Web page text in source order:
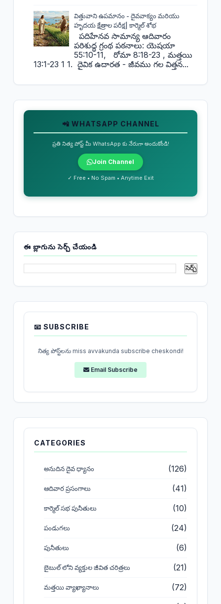
విత్తువాని ఉపమానం - దైవవాక్యం మరియు
హృదయ క్షేత్రాల పరీక్ష| కార్మెల్ శోభ
పదిహేనవ సామాన్య ఆదివారం
పరిశుద్ధ గ్రంథ పఠనాలు: యెషయా
55:10-11, రోమా 8:18-23 , మత్తయి
13:1-23 1 1. దైవిక ఉదారత - జీవము గల విత్తన...
📲 WHATSAPP CHANNEL
ప్రతి నిత్య పోస్ట్ మీ WhatsApp కు నేరుగా అందుకోండి!
Join Channel
✓ Free • No Spam • Anytime Exit
ఈ బ్లాగును సెర్చ్ చేయండి
📧 SUBSCRIBE
నిత్య పోస్ట్‌లను miss avvakunda subscribe cheskondi!
Email Subscribe
CATEGORIES
అనుదిన దైవ ధ్యానం (126)
ఆదివార ప్రసంగాలు (41)
కార్మెల్ సభ పునీతులు (10)
పండుగలు (24)
పునీతులు (6)
బైబుల్ లోని వ్యక్తుల జీవిత చరిత్రలు (21)
మత్తయి వ్యాఖ్యానాలు (72)